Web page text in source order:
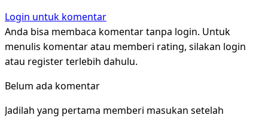
Login untuk komentar
Anda bisa membaca komentar tanpa login. Untuk
menulis komentar atau memberi rating, silakan login
atau register terlebih dahulu.
Belum ada komentar
Jadilah yang pertama memberi masukan setelah